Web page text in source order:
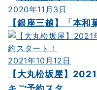
シ
ョ
ン
2020年11月3日
【銀座三越】「本
2021年10月12日
【大丸松坂屋】